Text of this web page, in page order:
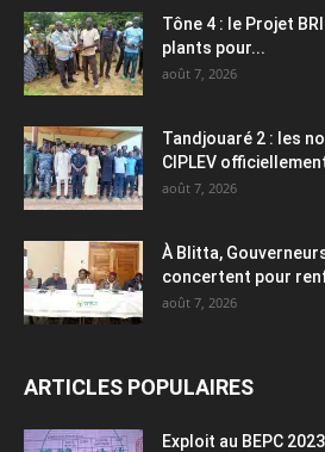
Tône 4 : le Projet
plants pour...
août 7, 2026
Tandjouaré 2 : les
CIPLEV
août 7, 2026
À Blitta,
concertent pour
août 7, 2026
ARTICLES POPULAIRES
Exploit au BEPC